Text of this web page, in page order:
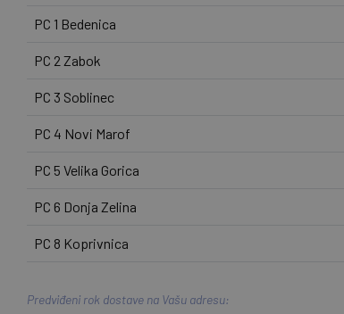
PC 1 Bedenica
PC 2 Zabok
PC 3 Soblinec
PC 4 Novi Marof
PC 5 Velika Gorica
PC 6 Donja Zelina
PC 8 Koprivnica
Predviđeni rok dostave na Vašu adresu: